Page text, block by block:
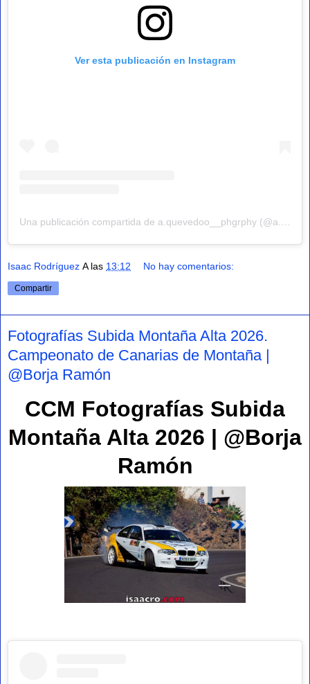
Ver esta publicación en Instagram
Isaac Rodríguez A las 13:12 No hay comentarios:
Compartir
Fotografías Subida Montaña Alta 2026.
Campeonato de Canarias de Montaña |
@Borja Ramón
CCM Fotografías Subida
Montaña Alta 2026 | @Borja
Ramón